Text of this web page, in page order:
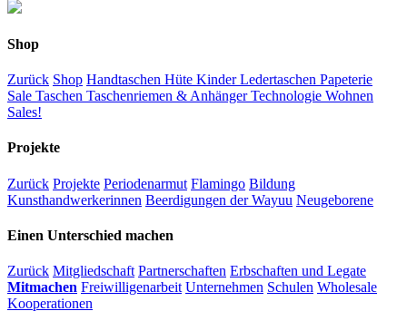
Shop
Zurück Shop Handtaschen Hüte KinderLedertaschen Papeterie
Sale Taschen Taschenriemen & AnhängerTechnologie Wohnen
Sales!
Projekte
Zurück Projekte Periodenarmut Flamingo Bildung
Kunsthandwerkerinnen Beerdigungen der Wayuu Neugeborene
Einen Unterschied machen
Zurück Mitgliedschaft Partnerschaften Erbschaften und Legate
Mitmachen Freiwilligenarbeit Unternehmen Schulen Wholesale
Kooperationen